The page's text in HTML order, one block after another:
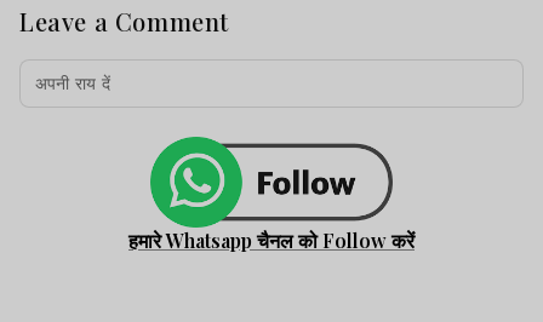
Leave a Comment
हमारे Whatsapp चैनल को Follow करें